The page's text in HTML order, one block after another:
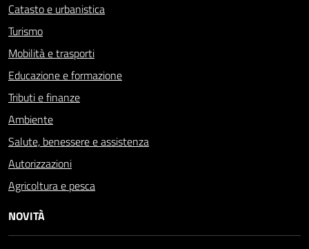
Catasto e urbanistica
Turismo
Mobilità e trasporti
Educazione e formazione
Tributi e finanze
Ambiente
Salute, benessere e assistenza
Autorizzazioni
Agricoltura e pesca
NOVITÀ